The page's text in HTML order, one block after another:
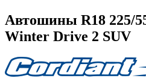
Автошины R18 225/
Winter Drive 2 SUV